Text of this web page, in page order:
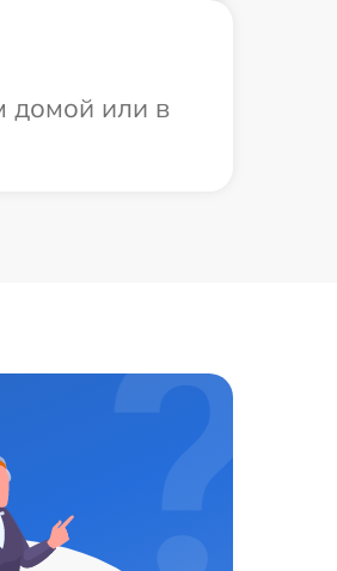
домой или в